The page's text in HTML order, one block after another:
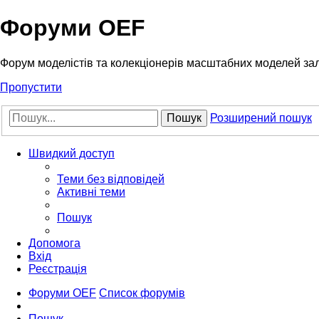
Форуми OEF
Форум моделістів та колекціонерів масштабних моделей
Пропустити
Пошук Розширений пошук
Швидкий доступ
Теми без відповідей
Активні теми
Пошук
Допомога
Вхід
Реєстрація
Форуми OEF Список форумів